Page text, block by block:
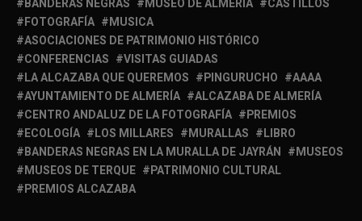
BANDERAS NEGRAS
MUSEO DE ALMERIA
CASTILLOS
FOTOGRAFÍA
MUSICA
ASOCIACIONES DE PATRIMONIO HISTÓRICO
CONFERENCIAS
VISITAS GUIADAS
LA ALCAZABA QUE QUEREMOS
PINGURUCHO
AAAA
AYUNTAMIENTO DE ALMERÍA
ALCAZABA DE ALMERÍA
CENTRO ANDALUZ DE LA FOTOGRAFÍA
PREMIOS
ECOLOGÍA
LOS MILLARES MURALLAS
LIBRO
BANDERAS NEGRAS EN LA MURALLA DE JAYRÁN
MUSEOS
MUSEOS DE TERQUE
PATRIMONIO CULTURAL
PREMIOS ALCAZABA